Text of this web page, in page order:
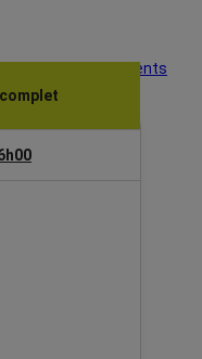
tous les événements